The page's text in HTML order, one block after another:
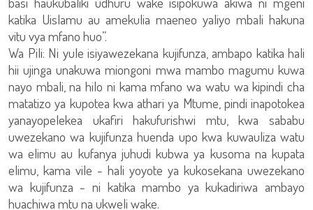
katika Uislamu au amekulia maeneo yaliyo mbali hakuna
vitu vya mfano huo”.
Wa Pili: Ni yule isiyawezekana kujifunza, ambapo katika hali
hii ujinga unakuwa miongoni mwa mambo magumu kuwa
nayo mbali, na hilo ni kama mfano wa watu wa kipindi cha
matatizo ya kupotea kwa athari ya Mtume, pindi inapotokea
yanayopelekea ukafiri hakufurishwi mtu, kwa sababu
uwezekano wa kujifunza huenda upo kwa kuwauliza watu
wa elimu au kufanya juhudi kubwa ya kusoma na kupata
elimu, kama vile - hali yoyote ya kukosekana uwezekano
wa kujifunza - ni katika mambo ya kukadiriwa ambayo
huachiwa mtu na ukweli wake.